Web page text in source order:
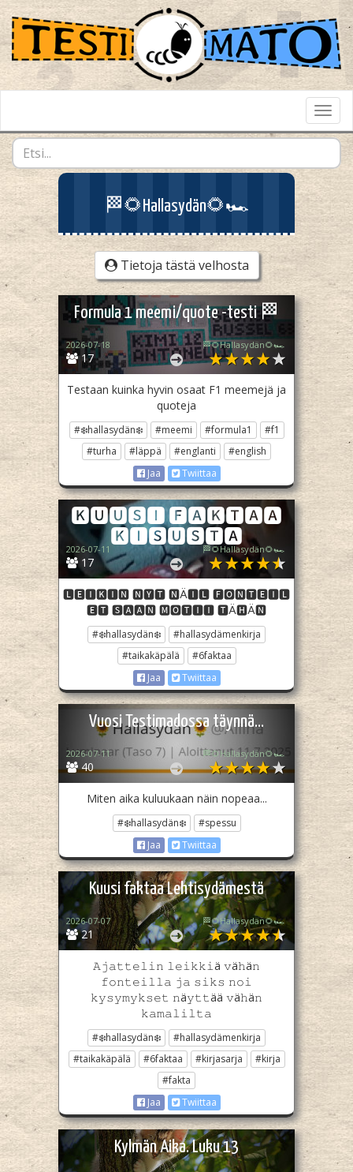
🏁🌻Hallasydän🌻🏎️
Tietoja tästä velhosta
Formula 1 meemi/quote -testi 🏁
17
2026-07-18 🏁🌻Hallasydän🌻🏎️
Testaan kuinka hyvin osaat F1 meemejä ja
quoteja
#❄️hallasydän❄️ #meemi #formula1
#f1
#turha
#läppä #englanti
#english
Jaa
Twiittaa
🅺🆄🆄🆂🅸 🅵🅰🅺🆃🅰🅰
🅺🅸🆂🆄🆂🆃🅰
17
2026-07-11 🏁🌻Hallasydän🌻🏎️
🅻🅴🅸🅺🅸🅽 🅽🆈🆃 🅽Ä🅸🅻 🅵🅾🅽🆃🅴🅸🅻
🅴🆃 🆂🅰🅰🅽 🅼🅾🆃🅸🅸 🆃Ä🅷Ä🅽
#❄️hallasydän❄️
#hallasydämenkirja
#taikakäpälä
#6faktaa
Jaa
Twiittaa
Vuosi Testimadossa täynnä...
40
2026-07-11 🏁🌻Hallasydän🌻🏎️
Miten aika kuluukaan näin nopeaa...
#❄️hallasydän❄️
#spessu
Jaa
Twiittaa
Kuusi faktaa Lehtisydämestä
21
2026-07-07 🏁🌻Hallasydän🌻🏎️
𝙰𝚓𝚊𝚝𝚝𝚎𝚕𝚒𝚗 𝚕𝚎𝚒𝚔𝚔𝚒ä 𝚟ä𝚑ä𝚗
𝚏𝚘𝚗𝚝𝚎𝚒𝚕𝚕𝚊 𝚓𝚊 𝚜𝚒𝚔𝚜 𝚗𝚘𝚒
𝚔𝚢𝚜𝚢𝚖𝚢𝚔𝚜𝚎𝚝 𝚗ä𝚢𝚝𝚝ää 𝚟ä𝚑ä𝚗
𝚔𝚊𝚖𝚊𝚕𝚒𝚕𝚝𝚊
#❄️hallasydän❄️
#hallasydämenkirja
#taikakäpälä
#6faktaa #kirjasarja
#kirja
#fakta
Jaa
Twiittaa
Kylmän Aika. Luku 13